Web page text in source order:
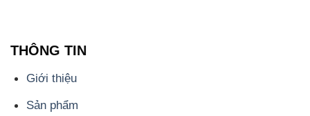
- 0932.660.696 - 0901.326.566 - 0906.387.866 -
0902.765.866
📧 Email: hoachat@dactruongphat.vn